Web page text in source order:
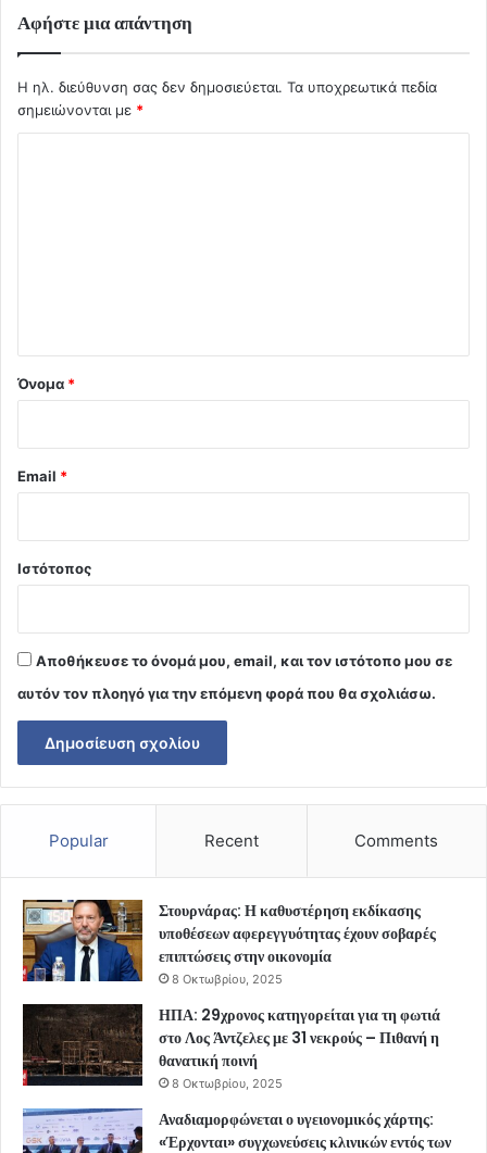
Αφήστε μια απάντηση
Η ηλ. διεύθυνση σας δεν δημοσιεύεται. Τα υποχρεωτικά πεδία
σημειώνονται με *
Όνομα *
Email *
Ιστότοπος
Αποθήκευσε το όνομά μου, email, και τον ιστότοπο μου σε
αυτόν τον πλοηγό για την επόμενη φορά που θα σχολιάσω.
Popular Recent Comments
Στουρνάρας: Η καθυστέρηση εκδίκασης
υποθέσεων αφερεγγυότητας έχουν σοβαρές
επιπτώσεις στην οικονομία
8 Οκτωβρίου, 2025
ΗΠΑ: 29χρονος κατηγορείται για τη φωτιά
στο Λος Άντζελες με 31 νεκρούς – Πιθανή η
θανατική ποινή
8 Οκτωβρίου, 2025
Αναδιαμορφώνεται ο υγειονομικός χάρτης:
«Έρχονται» συγχωνεύσεις κλινικών εντός των